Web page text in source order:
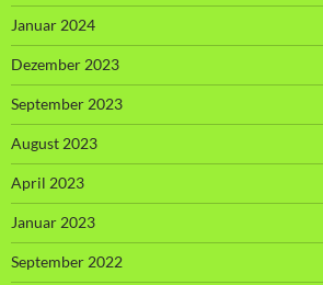
Januar 2024
Dezember 2023
September 2023
August 2023
April 2023
Januar 2023
September 2022